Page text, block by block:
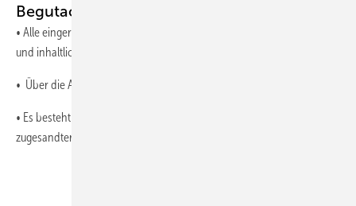
Begutachtung/Lektorat
• Alle eingereichten Beiträge werden durch die Chefredaktion formal
und inhaltlich geprüft und redaktionell bearbeitet.
• Über die Annahme oder Ablehnung entscheidet die Chefredaktion.
• Es besteht kein Anspruch auf Veröffentlichung unverlangt
zugesandter Manuskripte.